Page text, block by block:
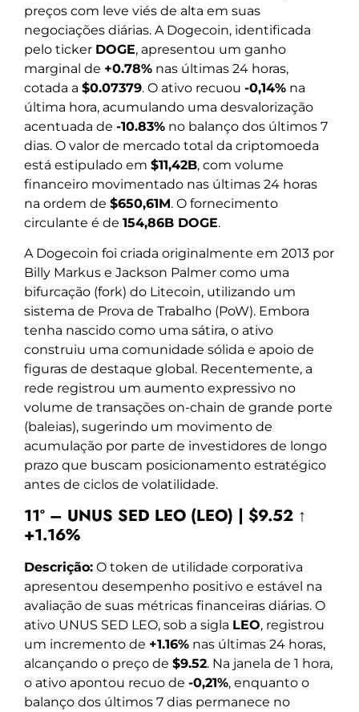
preços com leve viés de alta em suas
negociações diárias. A Dogecoin, identificada
pelo ticker DOGE, apresentou um ganho
marginal de +0.78% nas últimas 24 horas,
cotada a $0.07379. O ativo recuou -0,14% na
última hora, acumulando uma desvalorização
acentuada de -10.83% no balanço dos últimos 7
dias. O valor de mercado total da criptomoeda
está estipulado em $11,42B, com volume
financeiro movimentado nas últimas 24 horas
na ordem de $650,61M. O fornecimento
circulante é de 154,86B DOGE.
A Dogecoin foi criada originalmente em 2013 por
Billy Markus e Jackson Palmer como uma
bifurcação (fork) do Litecoin, utilizando um
sistema de Prova de Trabalho (PoW). Embora
tenha nascido como uma sátira, o ativo
construiu uma comunidade sólida e apoio de
figuras de destaque global. Recentemente, a
rede registrou um aumento expressivo no
volume de transações on-chain de grande porte
(baleias), sugerindo um movimento de
acumulação por parte de investidores de longo
prazo que buscam posicionamento estratégico
antes de ciclos de volatilidade.
11º – UNUS SED LEO (LEO) | $9.52 ↑
+1.16%
Descrição: O token de utilidade corporativa
apresentou desempenho positivo e estável na
avaliação de suas métricas financeiras diárias. O
ativo UNUS SED LEO, sob a sigla LEO, registrou
um incremento de +1.16% nas últimas 24 horas,
alcançando o preço de $9.52. Na janela de 1 hora,
o ativo apontou recuo de -0,21%, enquanto o
balanço dos últimos 7 dias permanece no